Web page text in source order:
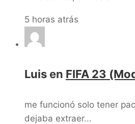
5 horas atrás
Luis en FIFA 23
me funcionó solo tener
dejaba extraer...